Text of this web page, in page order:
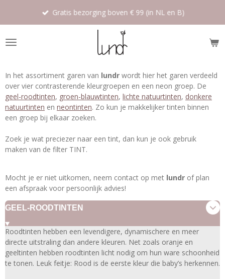
de
Gratis bezorging boven € 99 (in NL en B)
In het assortiment garen van lundr wordt hier het garen verdeeld
over vier contrasterende kleurgroepen en een neon groep. De
geel-roodtinten, groen-blauwtinten, lichte natuurtinten, donkere
natuurtinten en neontinten. Zo kun je makkelijker tinten binnen
een groep bij elkaar zoeken.
Zoek je wat preciezer naar een tint, dan kun je ook gebruik
maken van de filter TINT.
Mocht je er niet uitkomen, neem contact op met lundr of plan
een afspraak voor persoonlijk advies!
GEEL-ROODTINTEN
Roodtinten hebben een levendigere, dynamischere en meer
directe uitstraling dan andere kleuren. Net zoals oranje en
geeltinten hebben roodtinten licht nodig om hun ware schoonheid
te tonen. Leuk feitje: Rood is de eerste kleur die baby’s herkennen.